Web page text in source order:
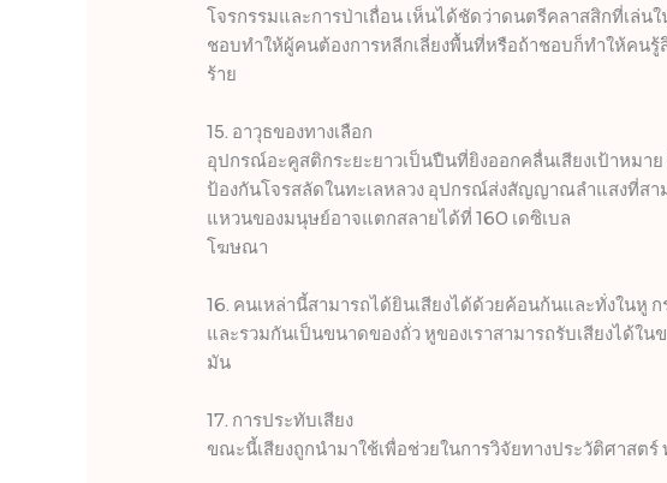
โจรกรรมและการป่าเถื่อน เห็นได้ชัดว่าดนตรีคลาสสิกที่เล่
ชอบทำให้ผู้คนต้องการหลีกเลี่ยงพื้นที่หรือถ้าชอบก็ทำให้คน
ร้าย
15. อาวุธของทางเลือก
อุปกรณ์อะคูสติกระยะยาวเป็นปืนที่ยิงออกคลื่นเสียงเป้าหมา
ป้องกันโจรสลัดในทะเลหลวง อุปกรณ์ส่งสัญญาณลำแสงที่สา
แหวนของมนุษย์อาจแตกสลายได้ที่ 160 เดซิเบล
โฆษณา
16. คนเหล่านี้สามารถได้ยินเสียงได้ด้วยค้อนก้นและทั่งในหู
และรวมกันเป็นขนาดของถั่ว หูของเราสามารถรับเสียงได้ใ
มัน
17. การประทับเสียง
ขณะนี้เสียงถูกนำมาใช้เพื่อช่วยในการวิจัยทางประวัติศาสตร์